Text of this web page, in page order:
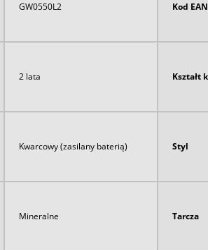
GW0550L2 Kod EAN
2 lata Kształt
Kwarcowy (zasilany baterią) Styl
Mineralne Tarcza